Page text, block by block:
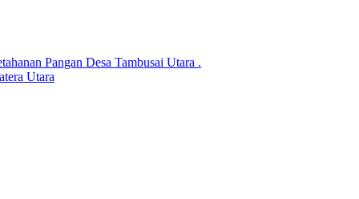
Pangan Desa Tambusai Utara .
Utara